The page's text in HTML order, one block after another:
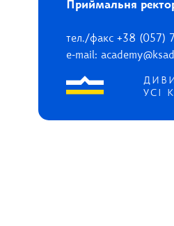
Приймальня
тел./факс +38 (057)
e-mail:
УСІ